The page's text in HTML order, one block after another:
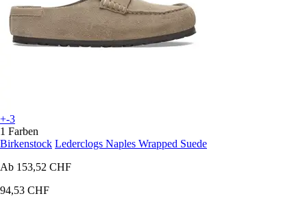
+-3
1 Farben
Birkenstock Lederclogs Naples Wrapped Suede
Ab 153,52 CHF
94,53 CHF